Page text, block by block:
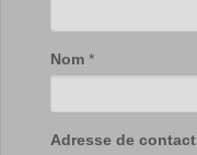
Nom *
Adresse de contact